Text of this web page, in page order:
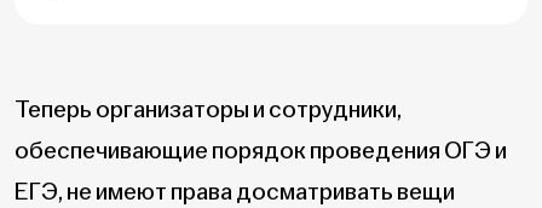
Теперь организаторы и сотрудники,
обеспечивающие порядок проведения ОГЭ и
ЕГЭ, не имеют права досматривать вещи